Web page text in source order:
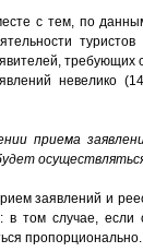
с тем, по
требующих
невелико
приема
заявлений и
в том случае,
пропорционально.